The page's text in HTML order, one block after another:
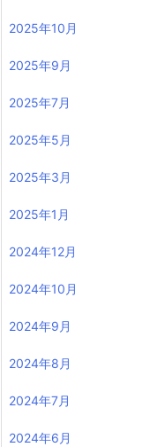
2025年10月
2025年9月
2025年7月
2025年5月
2025年3月
2025年1月
2024年12月
2024年10月
2024年9月
2024年8月
2024年7月
2024年6月